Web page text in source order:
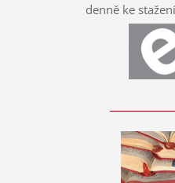
denně ke